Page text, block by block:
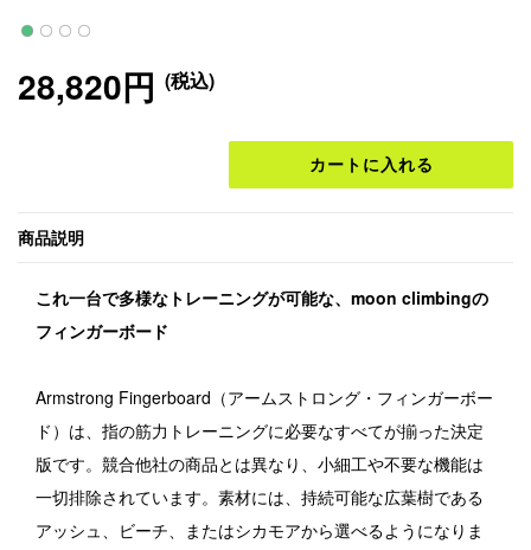
28,820円 (税込)
カートに入れる
商品説明
これ一台で多様なトレーニングが可能な、moon climbingの
フィンガーボード
Armstrong Fingerboard（アームストロング・フィンガーボー
ド）は、指の筋力トレーニングに必要なすべてが揃った決定
版です。競合他社の商品とは異なり、小細工や不要な機能は
一切排除されています。素材には、持続可能な広葉樹である
アッシュ、ビーチ、またはシカモアから選べるようになりま